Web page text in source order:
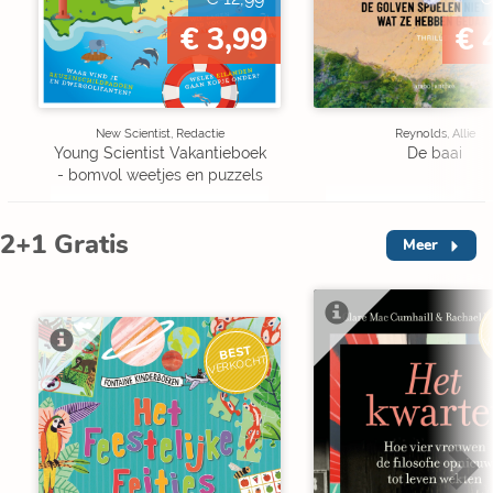
€ 3,99
New Scientist, Redactie
Young Scientist Vakantieboek
- bomvol weetjes en puzzels
€
Reynolds, Allie
De baai
2+1 Gratis Meer
BEST
VERKOCHT